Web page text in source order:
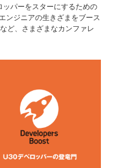
パーをスターにするための
ンジニアの生きざまをブース
ど、さまざまなカンファレ